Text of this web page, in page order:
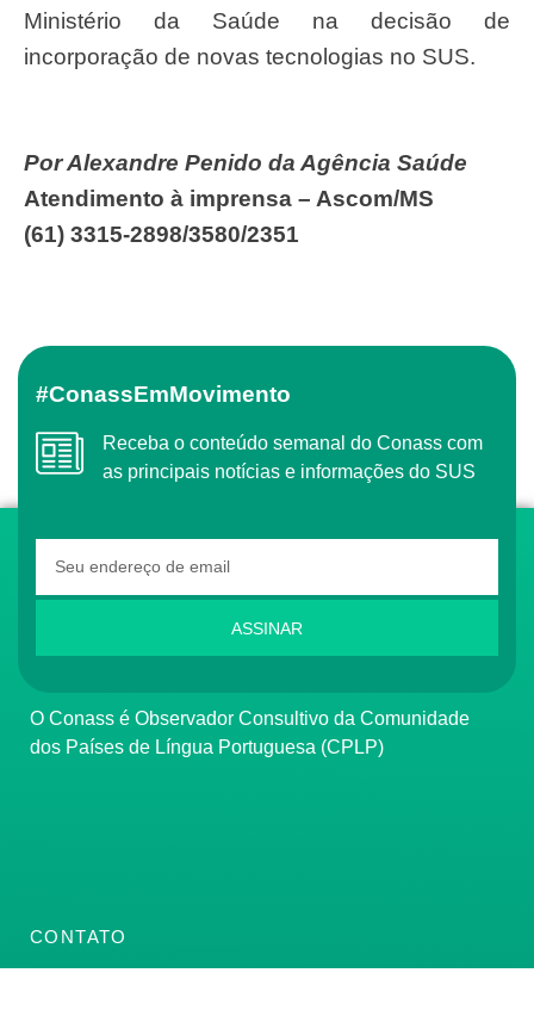
Ministério da Saúde na decisão de
incorporação de novas tecnologias no SUS.
Por Alexandre Penido da Agência Saúde
Atendimento à imprensa – Ascom/MS
(61) 3315-2898/3580/2351
#ConassEmMovimento
Receba o conteúdo semanal do Conass com
as principais notícias e informações do SUS
ASSINAR
O Conass é Observador Consultivo da Comunidade
dos Países de Língua Portuguesa (CPLP)
CONTATO